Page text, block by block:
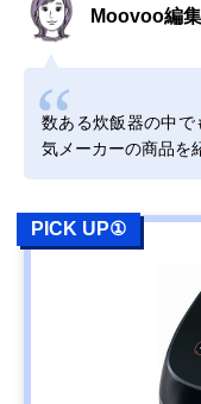
Amazonで見る
象印
単機
RRS-
Moovoo編
数ある炊飯器の中で
気メーカーの商品を
PICK UP①